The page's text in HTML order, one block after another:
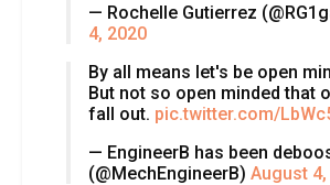
— Rochelle Gutierrez
4, 2020
By all means let's be open
But not so open minded that
fall out. pic.twitter.com/
— EngineerB has been
(@MechEngineerB) August